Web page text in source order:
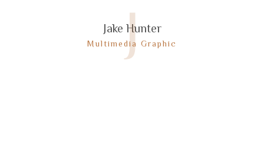
J
Jake Hunter
Multimedia Graphic